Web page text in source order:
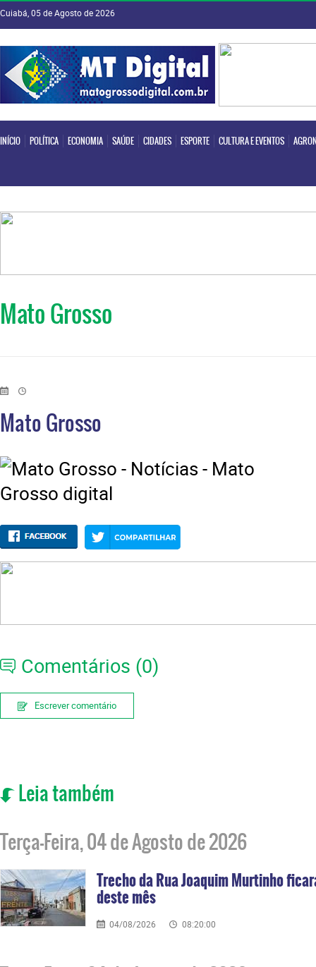
Cuiabá, 05 de Agosto de 2026
INÍCIO POLÍTICA ECONOMIA SAÚDE CIDADES ESPORTE CULTURA E EVENTOS
INÍCIO POLÍTICA ECONOMIA SAÚDE
Mato Grosso
Mato Grosso
Comentários (0)
Escrever comentário
Leia também
Terça-Feira, 04 de Agosto de 2026
Trecho da Rua Joaquim Murtinho
deste mês
04/08/2026 08:20:00